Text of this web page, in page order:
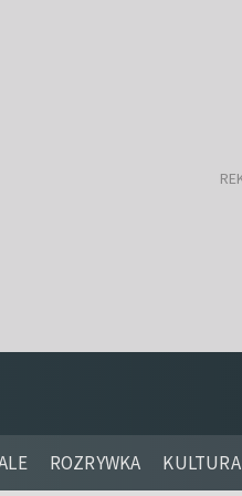
ROZRYWKA KULTURA